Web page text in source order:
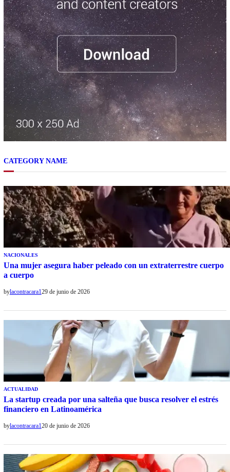
CATEGORY NAME
NACIONALES
Una mujer asegura haber peleado con un extraterrestre cuerpo
a cuerpo
bylacontracara129 de junio de 2026
ACTUALIDAD
La startup creada por una salteña que busca resolver el estrés
financiero en Latinoamérica
bylacontracara120 de junio de 2026